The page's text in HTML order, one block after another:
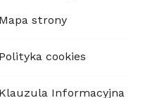
Mapa strony
Polityka cookies
Klauzula Informacyjna